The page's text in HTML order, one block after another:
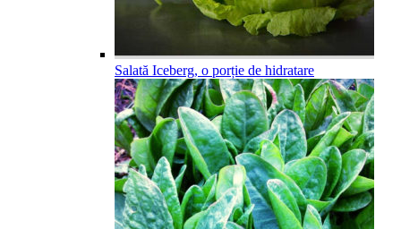
Salată Iceberg, o porție de hidratare